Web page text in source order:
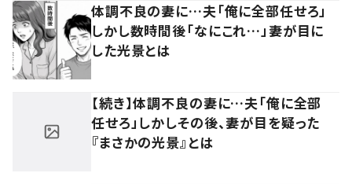
体調不良の妻に…夫「俺に全部任せろ」
しかし数時間後「なにこれ…」妻が目に
した光景とは
【続き】体調不良の妻に…夫「俺に全部
任せろ」しかしその後、妻が目を疑った
『まさかの光景』とは